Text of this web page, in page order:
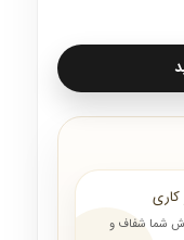
شما شفاف و